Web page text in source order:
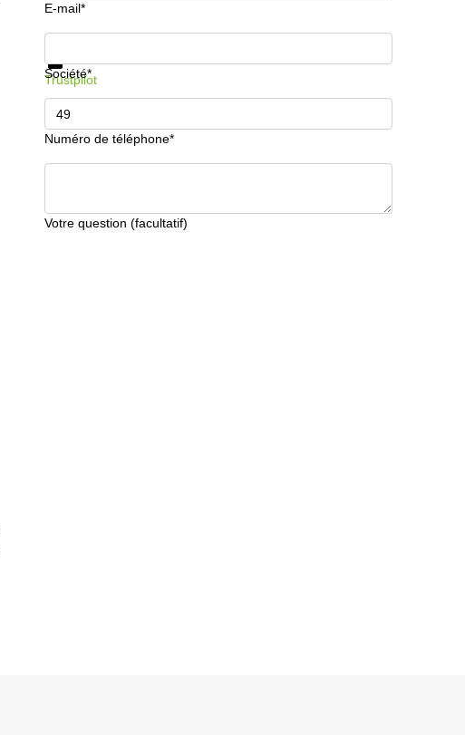
E-mail*
Société*
Numéro de téléphone*
Votre question (facultatif)
Informations et prix
Trustpilot